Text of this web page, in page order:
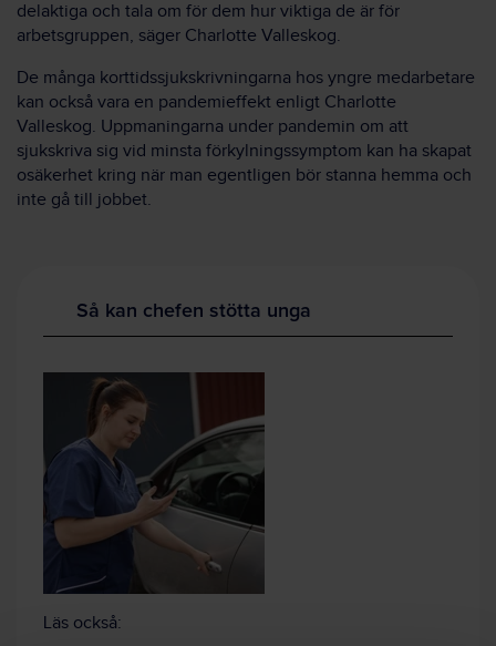
delaktiga och tala om för dem hur viktiga de är för
arbetsgruppen, säger Charlotte Valleskog.
De många korttidssjukskrivningarna hos yngre medarbetare
kan också vara en pandemieffekt enligt Charlotte
Valleskog. Uppmaningarna under pandemin om att
sjukskriva sig vid minsta förkylningssymptom kan ha skapat
osäkerhet kring när man egentligen bör stanna hemma och
inte gå till jobbet.
Så kan chefen stötta unga
Läs också: